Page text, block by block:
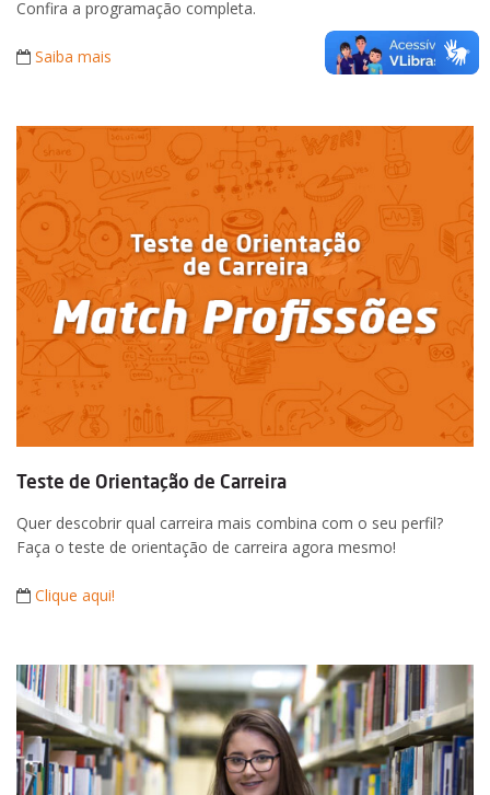
Confira a programação completa.
Saiba mais
Teste de Orientação de Carreira
Quer descobrir qual carreira mais combina com o seu perfil?
Faça o teste de orientação de carreira agora mesmo!
Clique aqui!